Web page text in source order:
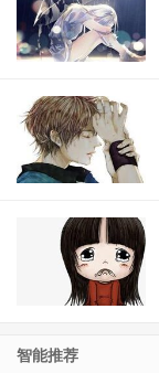
智能推荐